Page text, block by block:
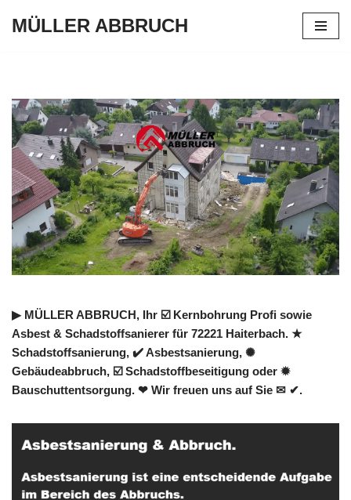
MÜLLER ABBRUCH
▶︎ MÜLLER ABBRUCH, Ihr ☑️ Kernbohrung Profi sowie
Asbest & Schadstoffsanierer für 72221 Haiterbach. ★
Schadstoffsanierung, ✔️ Asbestsanierung, ✺
Gebäudeabbruch, ☑️ Schadstoffbeseitigung oder ✹
Bauschuttentsorgung. ❤ Wir freuen uns auf Sie ✉ ✔.